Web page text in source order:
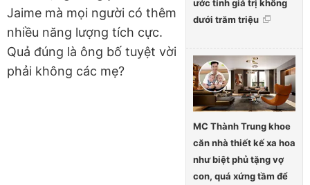
ước tính giá trị không
dưới trăm triệu
MC Thành Trung khoe
căn nhà thiết kế xa hoa
như biệt phủ tặng vợ
con, quá xứng tầm để
Jaime mà mọi người có thêm
nhiều năng lượng tích cực.
Quả đúng là ông bố tuyệt vời
phải không các mẹ?